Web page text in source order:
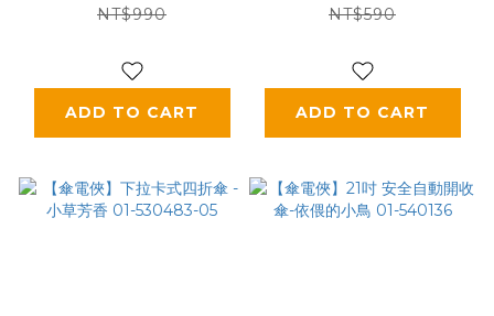
哥哥 05-650008
NT$990
ADD TO CART
NT$590
ADD TO CART